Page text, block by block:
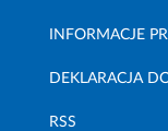
INFORMACJE
DEKLARACJA
RSS